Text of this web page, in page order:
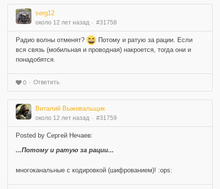
serg12
около 12 лет назад #31758
Радио волны отменят?
Потому и ратую за рации. Если
вся связь (мобильная и проводная) накроется, тогда они и
понадобятся.
0 Ответить
Виталий Выживальщик
около 12 лет назад #31759
Posted by Сергей Нечаев:
...Потому и ратую за рации...
многоканальные с кодировкой (шифрованием)! :ops: